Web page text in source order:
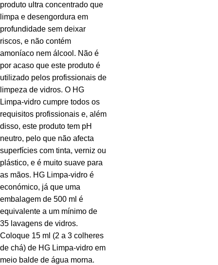
produto ultra concentrado que
limpa e desengordura em
profundidade sem deixar
riscos, e não contém
amoníaco nem álcool. Não é
por acaso que este produto é
utilizado pelos profissionais de
limpeza de vidros. O HG
Limpa-vidro cumpre todos os
requisitos profissionais e, além
disso, este produto tem pH
neutro, pelo que não afecta
superfícies com tinta, verniz ou
plástico, e é muito suave para
as mãos. HG Limpa-vidro é
económico, já que uma
embalagem de 500 ml é
equivalente a um mínimo de
35 lavagens de vidros.
Coloque 15 ml (2 a 3 colheres
de chá) de HG Limpa-vidro em
meio balde de água morna.